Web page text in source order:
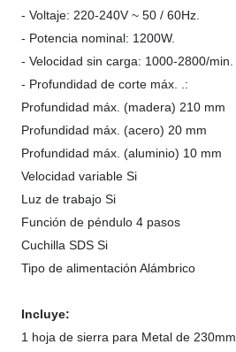
- Voltaje: 220-240V ~ 50 / 60Hz.
- Potencia nominal: 1200W.
- Velocidad sin carga: 1000-2800/min.
- Profundidad de corte máx. .:
Profundidad máx. (madera) 210 mm
Profundidad máx. (acero) 20 mm
Profundidad máx. (aluminio) 10 mm
Velocidad variable Si
Luz de trabajo Si
Función de péndulo 4 pasos
Cuchilla SDS Si
Tipo de alimentación Alámbrico
Incluye:
1 hoja de sierra para Metal de 230mm